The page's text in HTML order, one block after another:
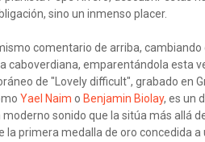
sino un inmenso placer.
mismo comentario de arriba,
caboverdiana, emparentándola esta
de "Lovely difficult", grabado en
Yael Naim o Benjamin Biolay, es un
sonido que la sitúa más allá
la primera medalla de oro concedida a